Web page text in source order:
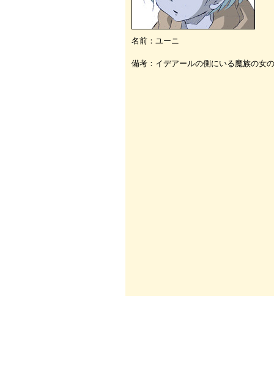
名前：ユーニ
備考：イデアールの側にいる魔族の女